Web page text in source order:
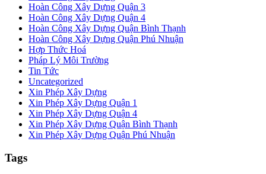
Hoàn Công Xây Dựng Quận 3
Hoàn Công Xây Dựng Quận 4
Hoàn Công Xây Dựng Quận Bình Thạnh
Hoàn Công Xây Dựng Quận Phú Nhuận
Hợp Thức Hoá
Pháp Lý Môi Trường
Tin Tức
Uncategorized
Xin Phép Xây Dựng
Xin Phép Xây Dựng Quận 1
Xin Phép Xây Dựng Quận 4
Xin Phép Xây Dựng Quận Bình Thạnh
Xin Phép Xây Dựng Quận Phú Nhuận
Tags